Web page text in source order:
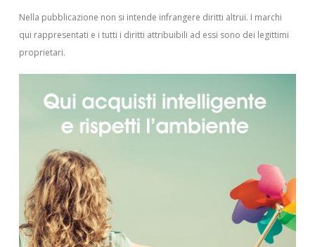
Nella pubblicazione non si intende infrangere diritti altrui. I marchi
qui rappresentati e i tutti i diritti attribuibili ad essi sono dei legittimi
proprietari.